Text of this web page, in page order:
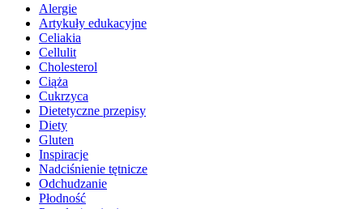
Alergie
Artykuły edukacyjne
Celiakia
Cellulit
Cholesterol
Ciąża
Cukrzyca
Dietetyczne przepisy
Diety
Gluten
Inspiracje
Nadciśnienie tętnicze
Odchudzanie
Płodność